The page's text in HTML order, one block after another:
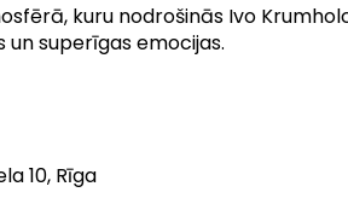
kuru nodrošinās Ivo
un superīgas emocijas.
10, Rīga